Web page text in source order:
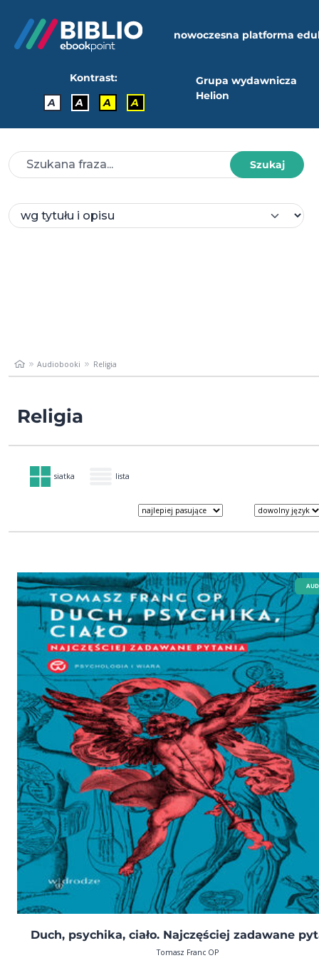
nowoczesna platforma
Kontrast:
A
A A A
Grupa wydawnicza
Helion
Szukaj
Audiobooki Religia
Religia
siatka lista
Duch, psychika, ciało. Najczęściej zadawane
Tomasz Franc OP